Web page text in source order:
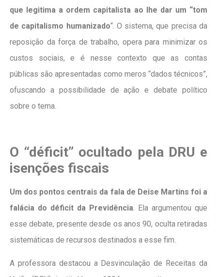
que legitima a ordem capitalista ao lhe dar um “tom
de capitalismo humanizado“. O sistema, que precisa da
reposição da força de trabalho, opera para minimizar os
custos sociais, e é nesse contexto que as contas
públicas são apresentadas como meros “dados técnicos”,
ofuscando a possibilidade de ação e debate político
sobre o tema.
O “déficit” ocultado pela DRU e
isenções fiscais
Um dos pontos centrais da fala de Deise Martins foi a
falácia do déficit da Previdência. Ela argumentou que
esse debate, presente desde os anos 90, oculta retiradas
sistemáticas de recursos destinados a esse fim.
A professora destacou a Desvinculação de Receitas da